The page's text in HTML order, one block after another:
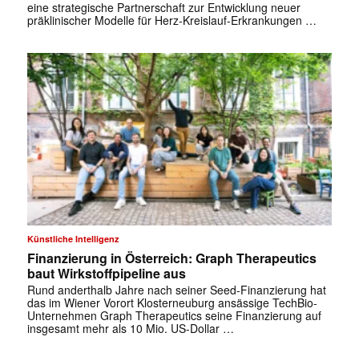
✕
eine strategische Partnerschaft zur Entwicklung neuer
präklinischer Modelle für Herz-Kreislauf-Erkrankungen …
Künstliche Intelligenz
Finanzierung in Österreich: Graph Therapeutics
baut Wirkstoffpipeline aus
Rund anderthalb Jahre nach seiner Seed-Finanzierung hat
das im Wiener Vorort Klosterneuburg ansässige TechBio-
Unternehmen Graph Therapeutics seine Finanzierung auf
insgesamt mehr als 10 Mio. US-Dollar …